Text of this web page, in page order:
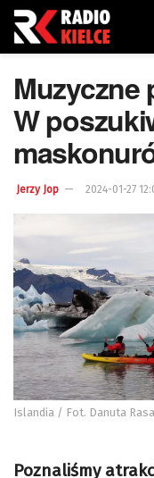
Muzyczne
W
Jerzy Jop 2024-01-27
Islandia / Fot. Danuta
Poznaliśmy